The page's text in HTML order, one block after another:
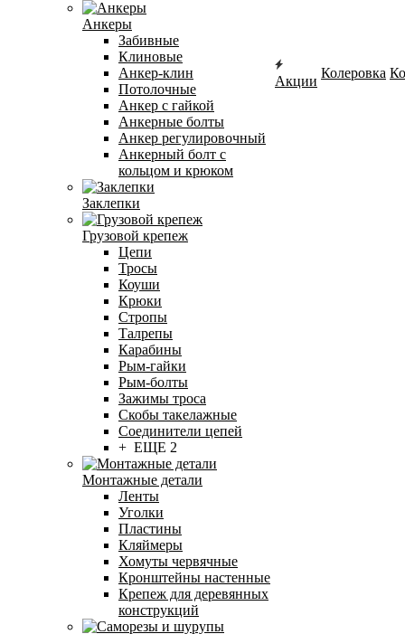
Анкеры
Забивные
Клиновые
Анкер-клин
Потолочные
Анкер с гайкой
Анкерные болты
Анкер регулировочный
Анкерный болт с
кольцом и крюком
Заклепки
Грузовой крепеж
Цепи
Тросы
Коуши
Крюки
Стропы
Талрепы
Карабины
Рым-гайки
Рым-болты
Зажимы троса
Скобы такелажные
Соединители цепей
+ ЕЩЕ 2
Монтажные детали
Ленты
Уголки
Пластины
Кляймеры
Хомуты червячные
Кронштейны настенные
Крепеж для деревянных
конструкций
Акции
Колеровка